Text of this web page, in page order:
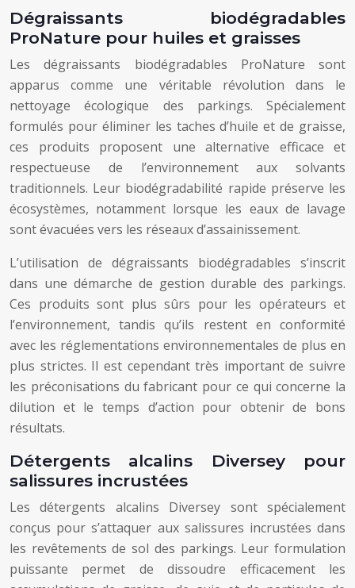
Dégraissants biodégradables
ProNature pour huiles et graisses
Les dégraissants biodégradables ProNature sont
apparus comme une véritable révolution dans le
nettoyage écologique des parkings. Spécialement
formulés pour éliminer les taches d’huile et de graisse,
ces produits proposent une alternative efficace et
respectueuse de l’environnement aux solvants
traditionnels. Leur biodégradabilité rapide préserve les
écosystèmes, notamment lorsque les eaux de lavage
sont évacuées vers les réseaux d’assainissement.
L’utilisation de dégraissants biodégradables s’inscrit
dans une démarche de gestion durable des parkings.
Ces produits sont plus sûrs pour les opérateurs et
l’environnement, tandis qu’ils restent en conformité
avec les réglementations environnementales de plus en
plus strictes. Il est cependant très important de suivre
les préconisations du fabricant pour ce qui concerne la
dilution et le temps d’action pour obtenir de bons
résultats.
Détergents alcalins Diversey pour
salissures incrustées
Les détergents alcalins Diversey sont spécialement
conçus pour s’attaquer aux salissures incrustées dans
les revêtements de sol des parkings. Leur formulation
puissante permet de dissoudre efficacement les